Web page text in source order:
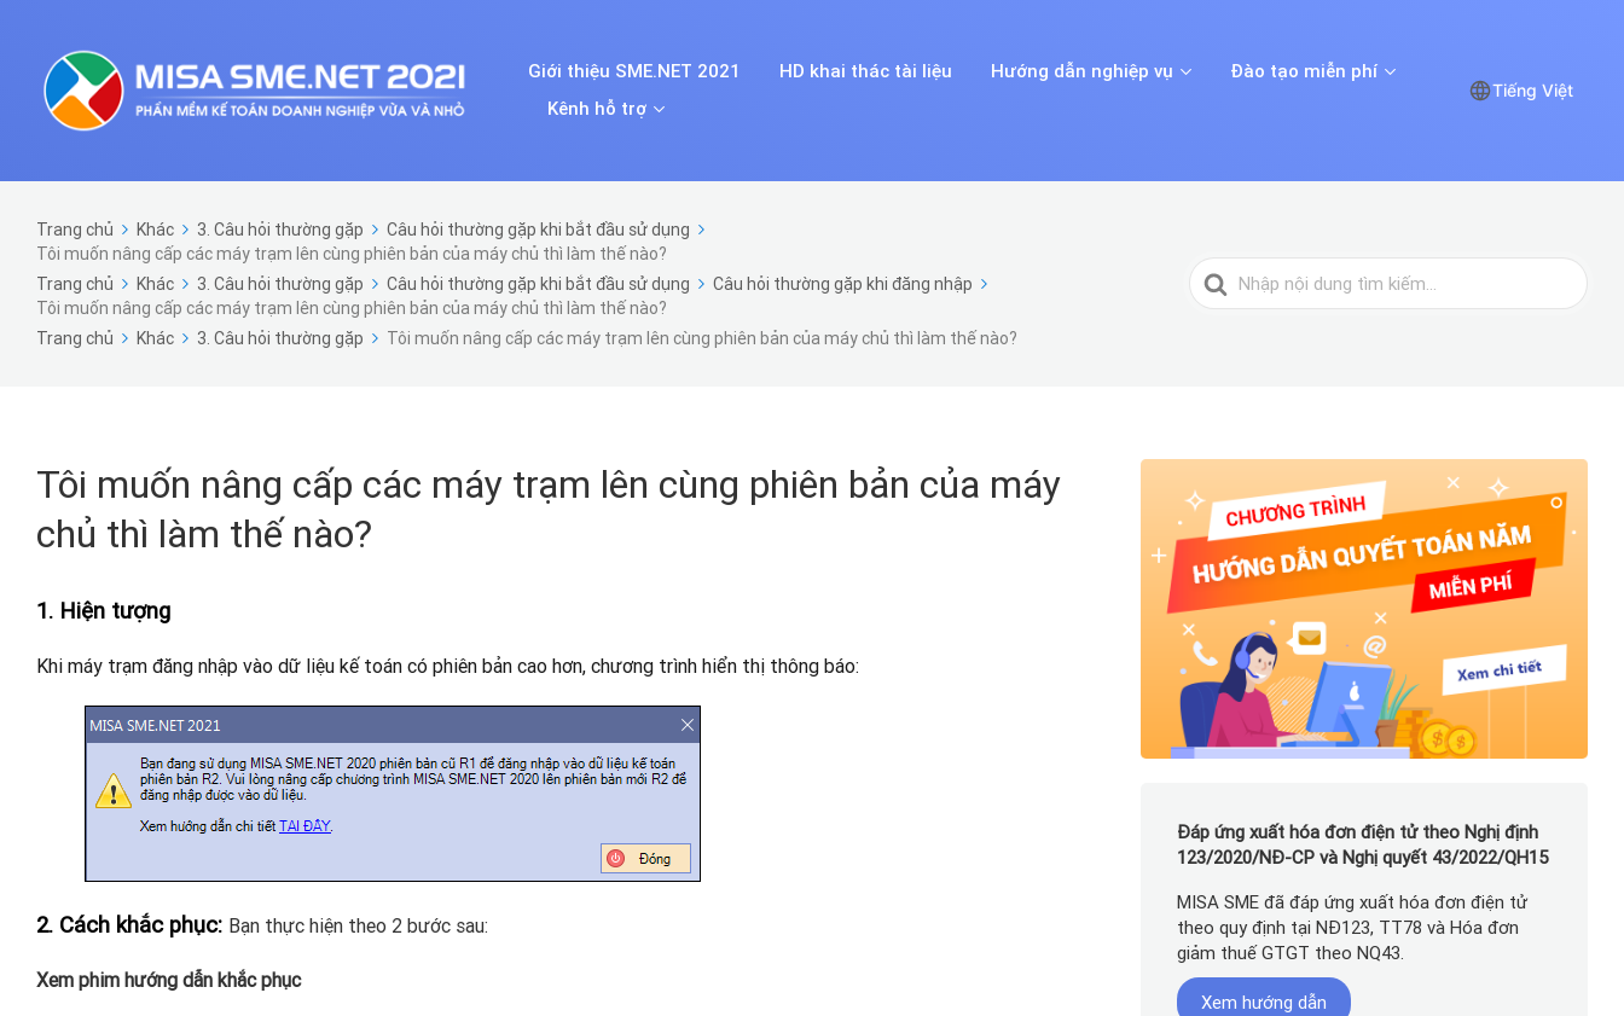
Giới thiệu SME.NET 2021 HD khai thác tài liệu Hướng dẫn nghiệp vụ
Đào tạo miễn phí
Kênh hỗ trợ
Tiếng Việt
Trang chủ Khác 3. Câu hỏi thường gặp
Câu hỏi thường gặp khi bắt đầu sử dụng
Tôi muốn nâng cấp các máy trạm lên cùng phiên bản của máy chủ thì làm thế nào?
Trang chủ
Khác 3. Câu hỏi thường gặp Câu hỏi thường gặp khi bắt đầu sử dụng
Câu hỏi thường gặp khi đăng nhập
Tôi muốn nâng cấp các máy trạm lên cùng phiên bản của máy chủ thì làm thế nào?
Trang chủ
Khác 3. Câu hỏi thường gặp Tôi muốn nâng cấp các máy trạm lên cùng phiên bản của máy chủ thì làm thế nào?
Tìm
kiếm
Tôi muốn nâng cấp các máy trạm lên cùng phiên bản của máy
chủ thì làm thế nào?
1. Hiện tượng
Khi máy trạm đăng nhập vào dữ liệu kế toán có phiên bản cao hơn, chương trình hiển thị thông báo:
2. Cách khắc phục: Bạn thực hiện theo 2 bước sau:
Xem phim hướng dẫn khắc phục
Đáp ứng xuất hóa đơn điện tử theo Nghị định
123/2020/NĐ-CP và Nghị quyết 43/2022/QH15
MISA SME đã đáp ứng xuất hóa đơn điện tử
theo quy định tại NĐ123, TT78 và Hóa đơn
giảm thuế GTGT theo NQ43.
Xem hướng dẫn